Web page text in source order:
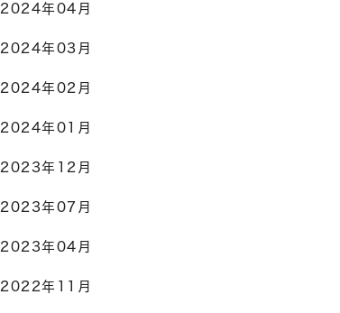
2024年04月
2024年03月
2024年02月
2024年01月
2023年12月
2023年07月
2023年04月
2022年11月